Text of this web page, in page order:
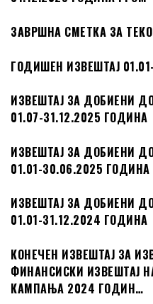
ЗАВРШНА СМЕТКА ЗА
ГОДИШЕН ИЗВЕШТАЈ
ИЗВЕШТАЈ ЗА ДОБИЕНИ
01.07-31.12.2025 ГОДИНА
ИЗВЕШТАЈ ЗА ДОБИЕНИ
01.01-30.06.2025 ГОДИНА
ИЗВЕШТАЈ ЗА ДОБИЕНИ
01.01-31.12.2024 ГОДИНА
КОНЕЧЕН ИЗВЕШТАЈ ЗА
ФИНАНСИСКИ ИЗВЕШТАЈ
КАМПАЊА 2024 ГОДИН…